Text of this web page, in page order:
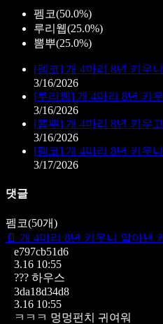
펨코(50.0%)
루리웹(25.0%)
뽐뿌(25.0%)
[펨코] 개 4마리 8년 키우
3/16/2026
[루리웹] 개 4마리 8년 키
3/16/2026
[뽐뿌] 개 4마리 8년 키우
3/16/2026
[펨코] 개 4마리 8년 키우
3/17/2026
댓글
펨코(50개)
📄 개 4마리 8년 키우니 알아낸
e797cb51d6
3.16 10:55
??? 하우스
3da18d34d8
3.16 10:55
ㅋㅋㅋ 멍멍펀치 귀여워